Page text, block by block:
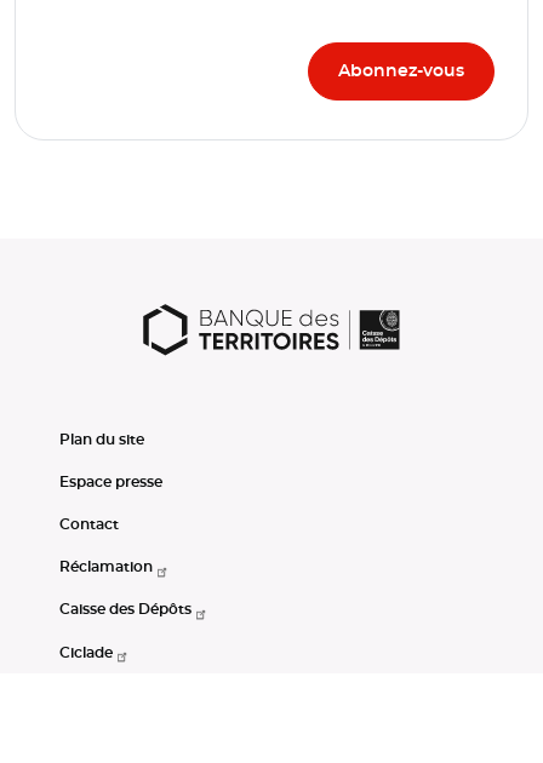
Plan du site
Espace presse
Contact
Réclamation
Caisse des Dépôts
Ciclade